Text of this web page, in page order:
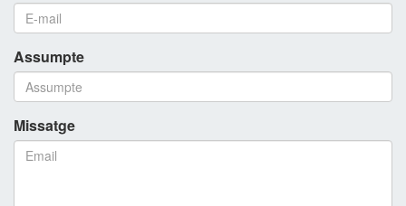
Assumpte
Missatge